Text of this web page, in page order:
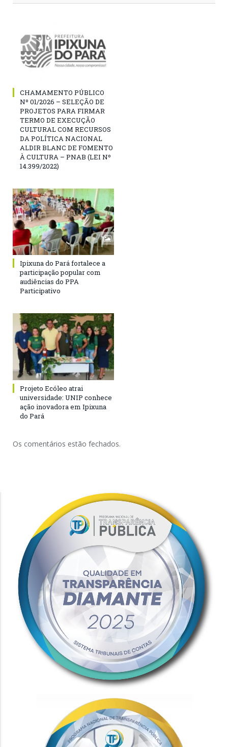
CHAMAMENTO PÚBLICO
Nº 01/2026 – SELEÇÃO DE
PROJETOS PARA FIRMAR
TERMO DE EXECUÇÃO
CULTURAL COM RECURSOS
DA POLÍTICA NACIONAL
ALDIR BLANC DE FOMENTO
À CULTURA – PNAB (LEI Nº
14.399/2022)
Ipixuna do Pará fortalece a
participação popular com
audiências do PPA
Participativo
Projeto Ecóleo atrai
universidade: UNIP conhece
ação inovadora em Ipixuna
do Pará
Os comentários estão fechados.